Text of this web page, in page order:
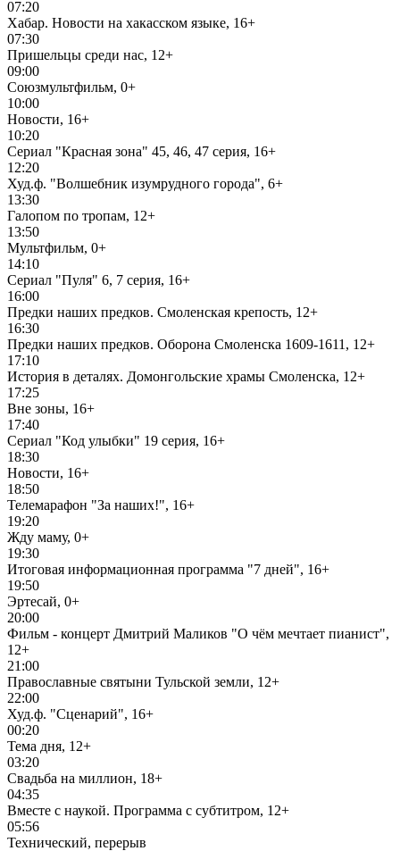
07:20
Хабар. Новости на хакасском языке, 16+
07:30
Пришельцы среди нас, 12+
09:00
Союзмультфильм, 0+
10:00
Новости, 16+
10:20
Сериал "Красная зона" 45, 46, 47 серия, 16+
12:20
Худ.ф. "Волшебник изумрудного города", 6+
13:30
Галопом по тропам, 12+
13:50
Мультфильм, 0+
14:10
Сериал "Пуля" 6, 7 серия, 16+
16:00
Предки наших предков. Смоленская крепость, 12+
16:30
Предки наших предков. Оборона Смоленска 1609-1611, 12+
17:10
История в деталях. Домонгольские храмы Смоленска, 12+
17:25
Вне зоны, 16+
17:40
Сериал "Код улыбки" 19 серия, 16+
18:30
Новости, 16+
18:50
Телемарафон "За наших!", 16+
19:20
Жду маму, 0+
19:30
Итоговая информационная программа "7 дней", 16+
19:50
Эртесай, 0+
20:00
Фильм - концерт Дмитрий Маликов "О чём мечтает пианист",
12+
21:00
Православные святыни Тульской земли, 12+
22:00
Худ.ф. "Сценарий", 16+
00:20
Тема дня, 12+
03:20
Свадьба на миллион, 18+
04:35
Вместе с наукой. Программа с субтитром, 12+
05:56
Технический, перерыв